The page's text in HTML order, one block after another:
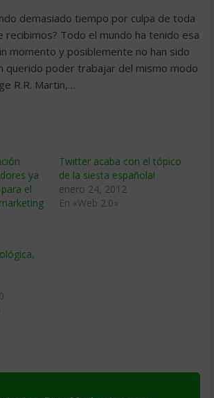
demasiado tiempo por culpa de toda
recibimos? Todo el mundo ha tenido esa
momento y posiblemente no han sido
querido poder trabajar del mismo modo
R.R. Martin,…
ya
el
Twitter acaba con el tópico
de la siesta española!
enero 24, 2012
En «Web 2.0»